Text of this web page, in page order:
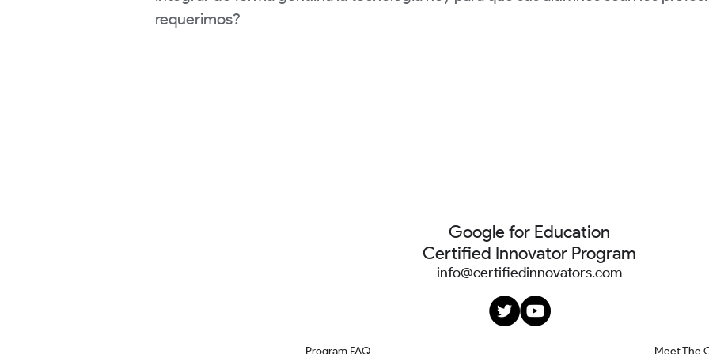
requerimos?
Google for Education
Certified Innovator Program
info@certifiedinnovators.com
Program FAQ Meet The